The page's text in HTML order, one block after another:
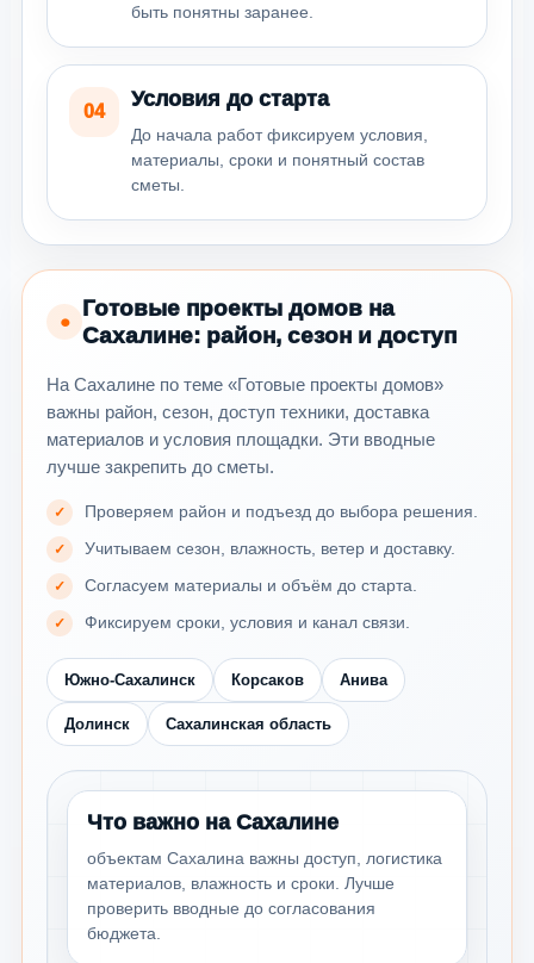
быть понятны заранее.
04
Условия до старта
До начала работ фиксируем условия,
материалы, сроки и понятный состав
сметы.
●
Готовые проекты домов на
Сахалине: район, сезон и доступ
На Сахалине по теме «Готовые проекты домов»
важны район, сезон, доступ техники, доставка
материалов и условия площадки. Эти вводные
лучше закрепить до сметы.
Проверяем район и подъезд до выбора решения.
Учитываем сезон, влажность, ветер и доставку.
Согласуем материалы и объём до старта.
Фиксируем сроки, условия и канал связи.
Южно-Сахалинск Корсаков Анива
Долинск Сахалинская область
Что важно на Сахалине
объектам Сахалина важны доступ, логистика
материалов, влажность и сроки. Лучше
проверить вводные до согласования
бюджета.